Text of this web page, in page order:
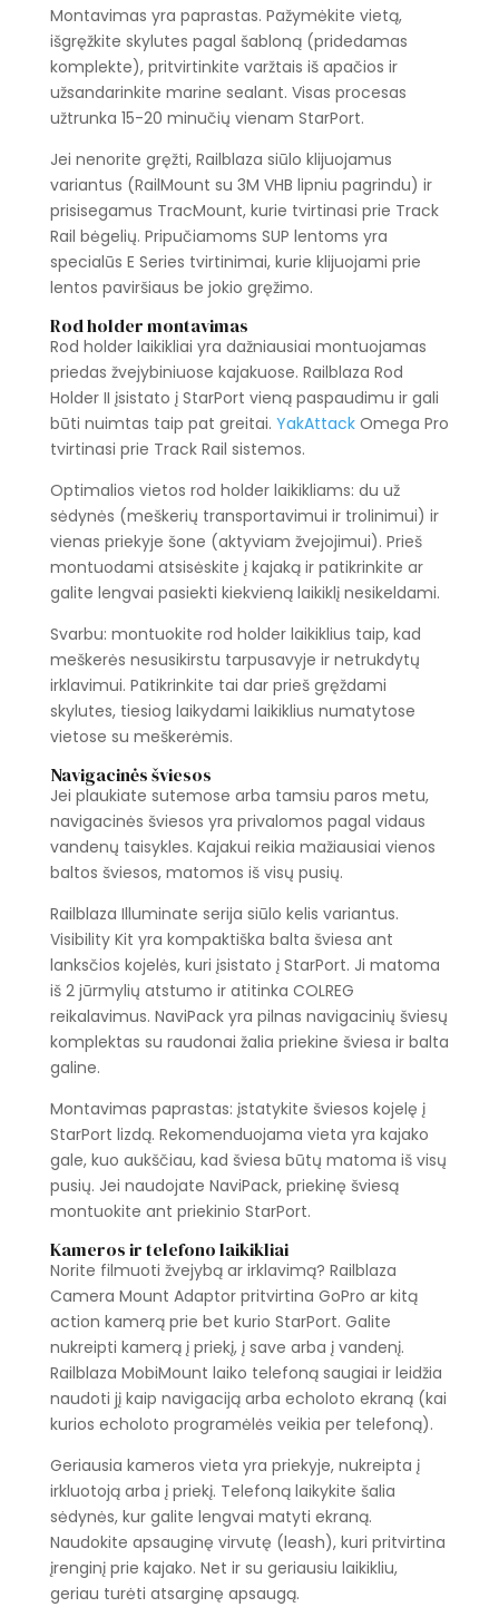
Montavimas yra paprastas. Pažymėkite vietą,
išgręžkite skylutes pagal šabloną (pridedamas
komplekte), pritvirtinkite varžtais iš apačios ir
užsandarinkite marine sealant. Visas procesas
užtrunka 15-20 minučių vienam StarPort.
Jei nenorite gręžti, Railblaza siūlo klijuojamus
variantus (RailMount su 3M VHB lipniu pagrindu) ir
prisisegamus TracMount, kurie tvirtinasi prie Track
Rail bėgelių. Pripučiamoms SUP lentoms yra
specialūs E Series tvirtinimai, kurie klijuojami prie
lentos paviršiaus be jokio gręžimo.
Rod holder montavimas
Rod holder laikikliai yra dažniausiai montuojamas
priedas žvejybiniuose kajakuose. Railblaza Rod
Holder II įsistato į StarPort vieną paspaudimu ir gali
būti nuimtas taip pat greitai. YakAttackOmega Pro
tvirtinasi prie Track Rail sistemos.
Optimalios vietos rod holder laikikliams: du už
sėdynės (meškerių transportavimui ir trolinimui) ir
vienas priekyje šone (aktyviam žvejojimui). Prieš
montuodami atsisėskite į kajaką ir patikrinkite ar
galite lengvai pasiekti kiekvieną laikiklį nesikeldami.
Svarbu: montuokite rod holder laikiklius taip, kad
meškerės nesusikirstu tarpusavyje ir netrukdytų
irklavimui. Patikrinkite tai dar prieš gręždami
skylutes, tiesiog laikydami laikiklius numatytose
vietose su meškerėmis.
Navigacinės šviesos
Jei plaukiate sutemose arba tamsiu paros metu,
navigacinės šviesos yra privalomos pagal vidaus
vandenų taisykles. Kajakui reikia mažiausiai vienos
baltos šviesos, matomos iš visų pusių.
Railblaza Illuminate serija siūlo kelis variantus.
Visibility Kit yra kompaktiška balta šviesa ant
lanksčios kojelės, kuri įsistato į StarPort. Ji matoma
iš 2 jūrmylių atstumo ir atitinka COLREG
reikalavimus. NaviPack yra pilnas navigacinių šviesų
komplektas su raudonai žalia priekine šviesa ir balta
galine.
Montavimas paprastas: įstatykite šviesos kojelę į
StarPort lizdą. Rekomenduojama vieta yra kajako
gale, kuo aukščiau, kad šviesa būtų matoma iš visų
pusių. Jei naudojate NaviPack, priekinę šviesą
montuokite ant priekinio StarPort.
Kameros ir telefono laikikliai
Norite filmuoti žvejybą ar irklavimą? Railblaza
Camera Mount Adaptor pritvirtina GoPro ar kitą
action kamerą prie bet kurio StarPort. Galite
nukreipti kamerą į priekį, į save arba į vandenį.
Railblaza MobiMount laiko telefoną saugiai ir leidžia
naudoti jį kaip navigaciją arba echoloto ekraną (kai
kurios echoloto programėlės veikia per telefoną).
Geriausia kameros vieta yra priekyje, nukreipta į
irkluotoją arba į priekį. Telefoną laikykite šalia
sėdynės, kur galite lengvai matyti ekraną.
Naudokite apsauginę virvutę (leash), kuri pritvirtina
įrenginį prie kajako. Net ir su geriausiu laikikliu,
geriau turėti atsarginę apsaugą.